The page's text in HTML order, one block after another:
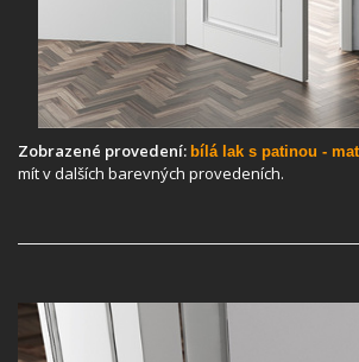
Zobrazené provedení: bílá lak s patinou - mat
mít v dalších barevných provedeních.